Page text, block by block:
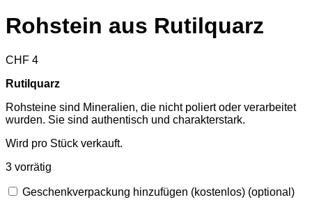
Rohstein aus Rutilquarz
CHF 4
Rutilquarz
Rohsteine sind Mineralien, die nicht poliert oder verarbeitet
wurden. Sie sind authentisch und charakterstark.
Wird pro Stück verkauft.
3 vorrätig
Geschenkverpackung hinzufügen (kostenlos) (optional)